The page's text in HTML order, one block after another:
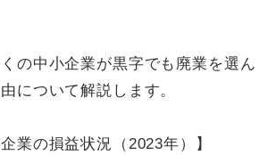
の中小企業が黒字でも廃業を選ん
について解説します。
業の損益状況（2023年）】